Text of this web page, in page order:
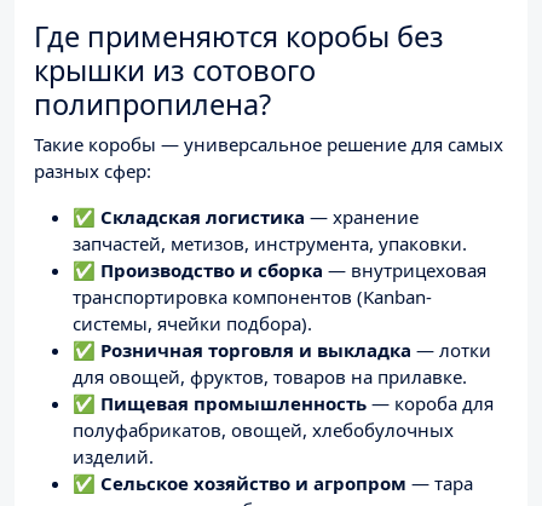
Где применяются коробы без
крышки из сотового
полипропилена?
Такие коробы — универсальное решение для самых
разных сфер:
✅ Складская логистика — хранение
запчастей, метизов, инструмента, упаковки.
✅ Производство и сборка — внутрицеховая
транспортировка компонентов (Kanban-
системы, ячейки подбора).
✅ Розничная торговля и выкладка — лотки
для овощей, фруктов, товаров на прилавке.
✅ Пищевая промышленность — короба для
полуфабрикатов, овощей, хлебобулочных
изделий.
✅ Сельское хозяйство и агропром — тара